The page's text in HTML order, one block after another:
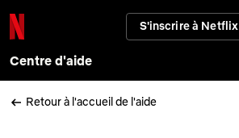
S'inscrire à Netflix
Centre d'aide
Retour à l'accueil de l'aide